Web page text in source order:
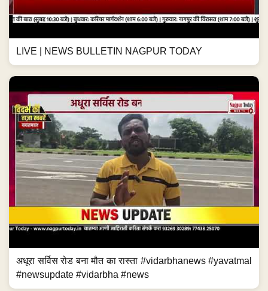
LIVE | NEWS BULLETIN NAGPUR TODAY
अधूरा सर्विस रोड बना मौत का रास्ता #vidarbhanews #yavatmal
#newsupdate #vidarbha #news